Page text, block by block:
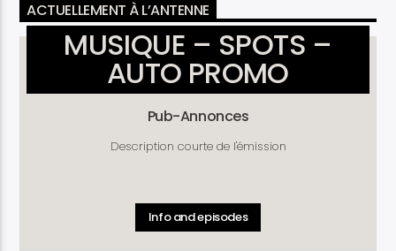
ACTUELLEMENT À L’ANTENNE
MUSIQUE – SPOTS –
AUTO PROMO
Pub-Annonces
Description courte de l'émission
Info and episodes